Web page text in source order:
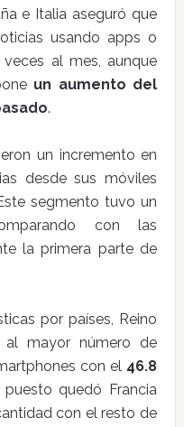
e Italia aseguró que
usando apps o
al mes, aunque
un aumento del
.
un incremento en
desde sus móviles
segmento tuvo un
con las
la primera parte de
por países, Reino
mayor número de
con el 46.8
quedó Francia
con el resto de